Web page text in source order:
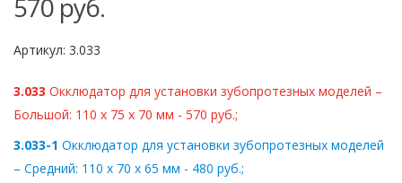
570 руб.
Артикул: 3.033
3.033 Окклюдатор для установки зубопротезных моделей –
Большой: 110 х 75 х 70 мм - 570 руб.;
3.033-1 Окклюдатор для установки зубопротезных моделей
– Средний: 110 х 70 х 65 мм - 480 руб.;